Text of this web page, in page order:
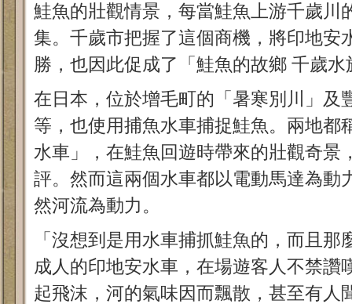
鮭魚的壯觀情景，每當鮭魚上游千歲川
集。千歲市把握了這個商機，將印地安
勝，也因此促成了「鮭魚的故鄉 千歲
在日本，位於增毛町的「暑寒別川」及
等，也使用捕魚水車捕捉鮭魚。兩地都
水車」，在鮭魚回遊時帶來的壯觀奇景
評。然而這兩個水車都以電動馬達為動
然河流為動力。
「沒想到是用水車捕抓鮭魚的，而且
成人的印地安水車，在場遊客人不禁讚
起飛沫，河的氣味因而飄散，甚至有人